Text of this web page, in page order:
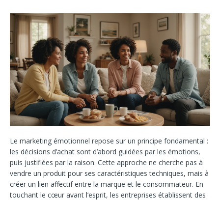
Le marketing émotionnel repose sur un principe fondamental :
les décisions d’achat sont d’abord guidées par les émotions,
puis justifiées par la raison. Cette approche ne cherche pas à
vendre un produit pour ses caractéristiques techniques, mais à
créer un lien affectif entre la marque et le consommateur. En
touchant le cœur avant l’esprit, les entreprises établissent des